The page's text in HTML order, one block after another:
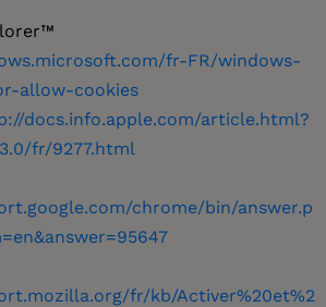
fr-FR/windows-
allow-cookies
docs.info.apple.com/article.html?
fr/9277.html
chrome/bin/answer.p
fr/kb/Activer%20et%2